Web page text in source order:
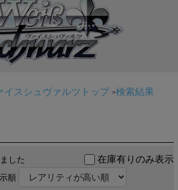
イスシュヴァルツトップ 検索結果
した 在庫有りのみ表示
順